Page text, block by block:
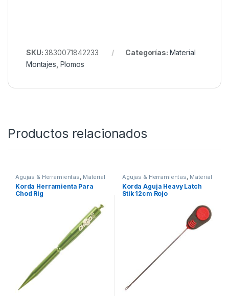
aumentar la confianza en cada lance. Gracias a su
equilibrio entre estabilidad, resistencia y capacidad
para pescadores que buscan el máximo rendimiento
SKU:3830071842233 Categorías:Material
Montajes,Plomos
Productos relacionados